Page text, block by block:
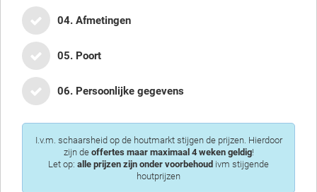
04. Afmetingen
05. Poort
06. Persoonlijke gegevens
I.v.m. schaarsheid op de houtmarkt stijgen de prijzen. Hierdoor
zijn de offertes maar maximaal 4 weken geldig!
Let op: alle prijzen zijn onder voorbehoud ivm stijgende
houtprijzen